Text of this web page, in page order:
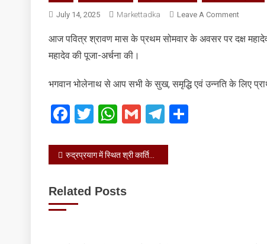
July 14, 2025 Markettadka Leave A CommentOn
महादेव
अर्चना
आज पवित्र श्रावण मास के प्रथम सोमवार के अवसर पर दक्ष महादेव
महादेव की पूजा-अर्चना की।
भगवान भोलेनाथ से आप सभी के सुख, समृद्धि एवं उन्नति के लिए
Facebook
Twitter
WhatsApp
GmailTelegram
Post
रुद्रप्रयाग में स्थित श्री कार्तिक स्वामी मंदिर की प्रतिकृति भेंट की
Related Posts